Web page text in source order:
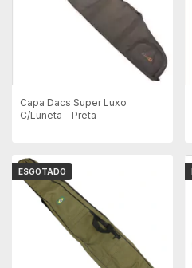
Capa Dacs Super Luxo
C/Luneta - Preta
ESGOTADO